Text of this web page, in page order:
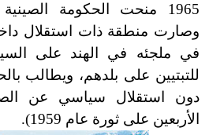
1965 منحت الحكومة
وصارت منطقة ذات استقلال
في ملجئه في الهند على
للتبتيين على بلدهم، ويطالب
دون استقلال سياسي عن
الأربعين على ثورة عام 1959).